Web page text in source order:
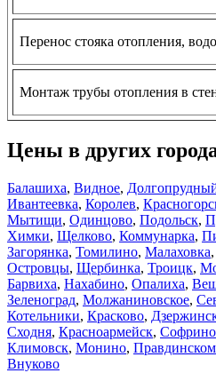
Перенос стояка отопления,
Монтаж трубы отопления в
Цены в других
Балашиха, Видное,
Ивантеевка, Королев,
Мытищи, Одинцово, Подольск,
Химки, Щелково, Коммунарка,
Загорянка, Томилино, Малаховка,
Островцы, Щербинка, Троицк,
Барвиха, Нахабино, Опалиха,
Зеленоград, Молжаниновское,
Котельники, Красково,
Сходня, Красноармейск, Софрино
Климовск, Монино, Правдинском
Внуково